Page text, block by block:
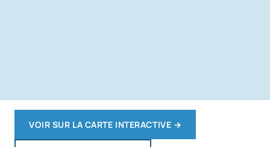
VOIR SUR LA CARTE INTERACTIVE →